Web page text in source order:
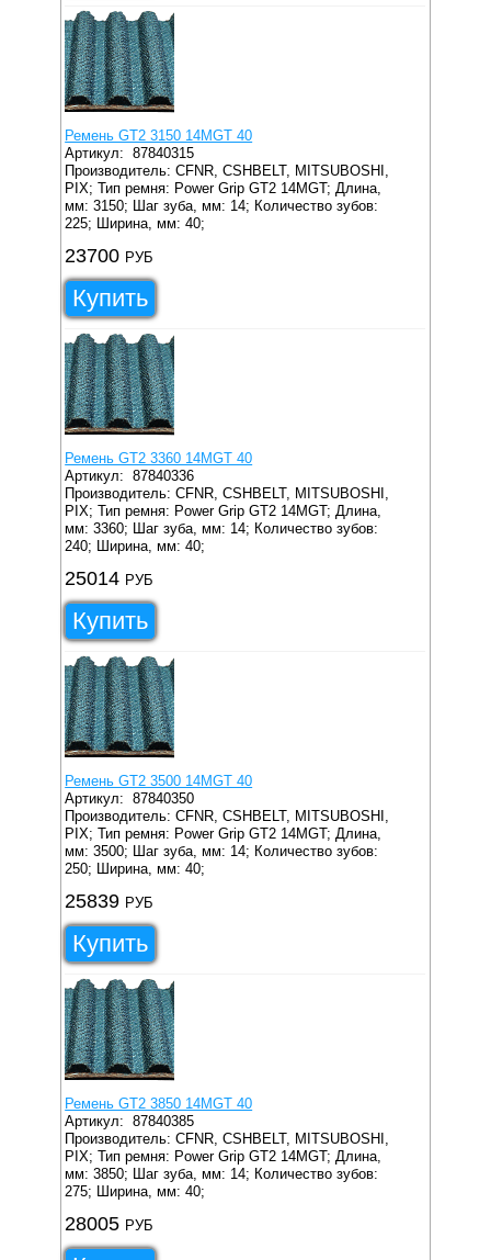
Ремень GT2 3150 14MGT 40
Артикул:87840315
Производитель: CFNR, CSHBELT, MITSUBOSHI,
PIX; Тип ремня: Power Grip GT2 14MGT; Длина,
мм: 3150; Шаг зуба, мм: 14; Количество зубов:
225; Ширина, мм: 40;
23700 РУБ
Купить
Ремень GT2 3360 14MGT 40
Артикул:87840336
Производитель: CFNR, CSHBELT, MITSUBOSHI,
PIX; Тип ремня: Power Grip GT2 14MGT; Длина,
мм: 3360; Шаг зуба, мм: 14; Количество зубов:
240; Ширина, мм: 40;
25014 РУБ
Купить
Ремень GT2 3500 14MGT 40
Артикул:87840350
Производитель: CFNR, CSHBELT, MITSUBOSHI,
PIX; Тип ремня: Power Grip GT2 14MGT; Длина,
мм: 3500; Шаг зуба, мм: 14; Количество зубов:
250; Ширина, мм: 40;
25839 РУБ
Купить
Ремень GT2 3850 14MGT 40
Артикул:87840385
Производитель: CFNR, CSHBELT, MITSUBOSHI,
PIX; Тип ремня: Power Grip GT2 14MGT; Длина,
мм: 3850; Шаг зуба, мм: 14; Количество зубов:
275; Ширина, мм: 40;
28005 РУБ